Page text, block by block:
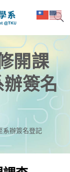
開課
簽名
系辦簽名登記